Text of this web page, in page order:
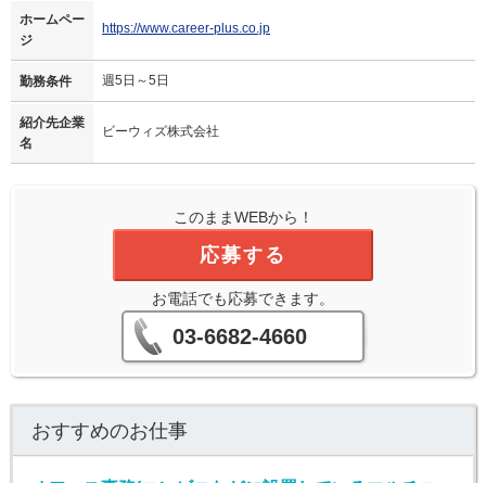
ホームペー
ジ
https://www.career-plus.co.jp
勤務条件 週5日～5日
紹介先企業
名
ビーウィズ株式会社
このままWEBから！
応募する
お電話でも応募できます。
03-6682-4660
おすすめのお仕事